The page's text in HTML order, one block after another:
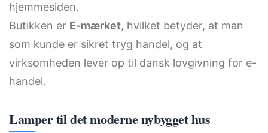
hjemmesiden.
Butikken er E-mærket, hvilket betyder, at man
som kunde er sikret tryg handel, og at
virksomheden lever op til dansk lovgivning for e-
handel.
Lamper til det moderne nybygget hus